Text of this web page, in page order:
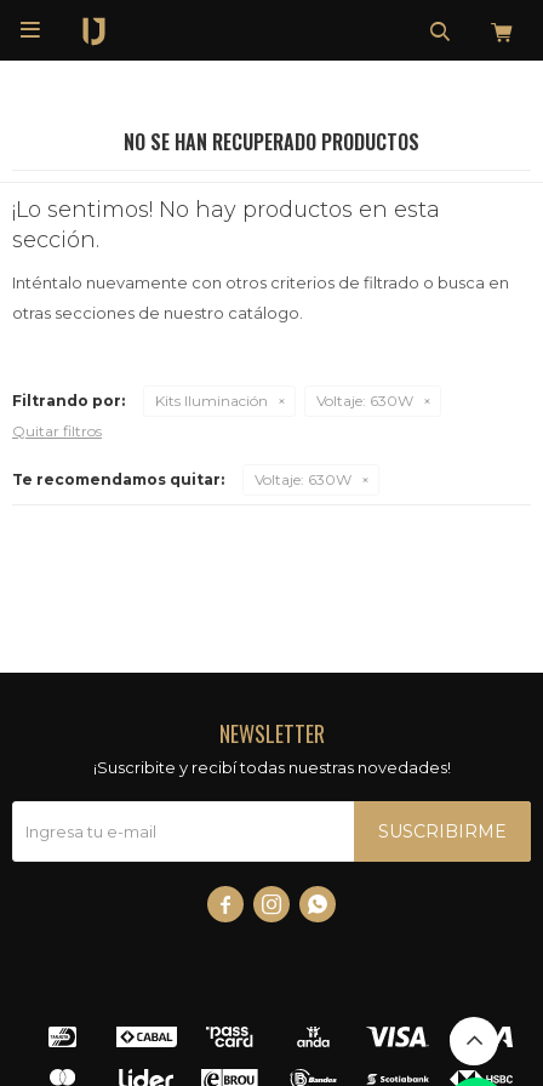

NO SE HAN RECUPERADO PRODUCTOS
¡Lo sentimos! No hay productos en esta
sección.
Inténtalo nuevamente con otros criterios de filtrado o busca en
otras secciones de nuestro catálogo.
Filtrando por: Kits Iluminación Voltaje: 630W
Quitar filtros
Te recomendamos quitar: Voltaje: 630W
NEWSLETTER
¡Suscribite y recibí todas nuestras novedades!
SUSCRIBIRME
  